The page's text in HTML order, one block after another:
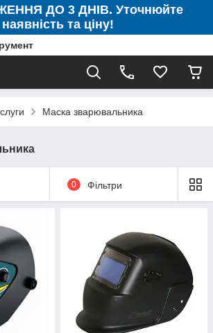
ДО 3 ДНІВ. Уточнюйте
наявність та ціну!
Маска зварювальника
0 Фільтри